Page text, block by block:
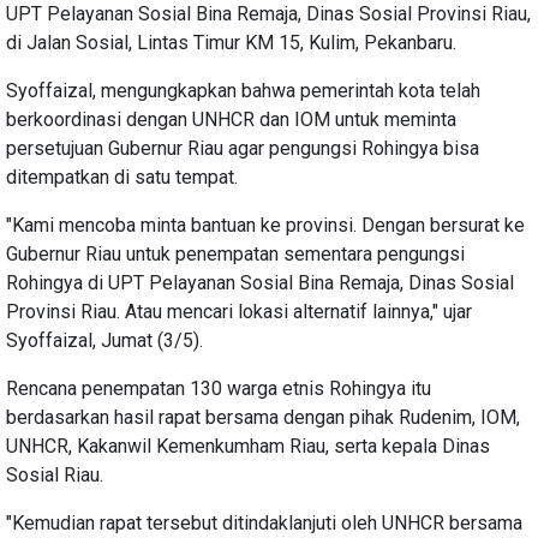
UPT Pelayanan Sosial Bina Remaja, Dinas Sosial Provinsi Riau,
di Jalan Sosial, Lintas Timur KM 15, Kulim, Pekanbaru.
Syoffaizal, mengungkapkan bahwa pemerintah kota telah
berkoordinasi dengan UNHCR dan IOM untuk meminta
persetujuan Gubernur Riau agar pengungsi Rohingya bisa
ditempatkan di satu tempat.
"Kami mencoba minta bantuan ke provinsi. Dengan bersurat ke
Gubernur Riau untuk penempatan sementara pengungsi
Rohingya di UPT Pelayanan Sosial Bina Remaja, Dinas Sosial
Provinsi Riau. Atau mencari lokasi alternatif lainnya," ujar
Syoffaizal, Jumat (3/5).
Rencana penempatan 130 warga etnis Rohingya itu
berdasarkan hasil rapat bersama dengan pihak Rudenim, IOM,
UNHCR, Kakanwil Kemenkumham Riau, serta kepala Dinas
Sosial Riau.
"Kemudian rapat tersebut ditindaklanjuti oleh UNHCR bersama